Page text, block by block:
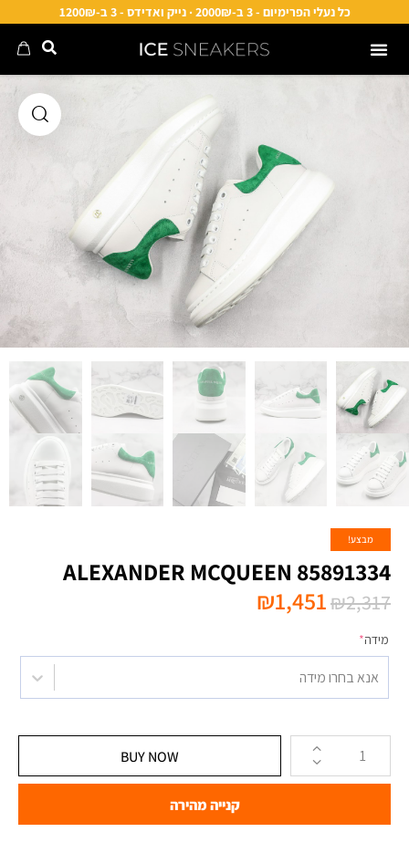
כל נעלי הפרימיום - 3 ב-2000₪ · נייק ואדידס - 3 ב-1200₪
מבצע!
ALEXANDER MCQUEEN 85891334
₪2,317
₪1,451
מידה*
אנא בחרו מידה
BUY NOW
קנייה מהירה